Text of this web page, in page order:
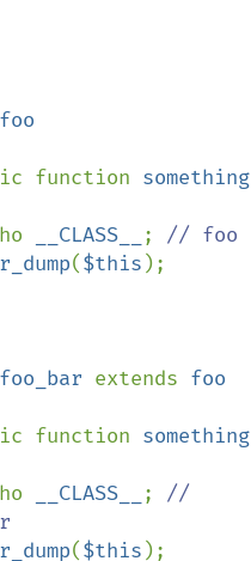
function
something
__CLASS__ ; // foo
($this );
foo_bar extends
function
something
__CLASS__ ; //
($this );